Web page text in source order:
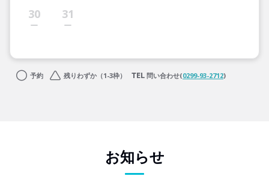
30 31
予約 残りわずか（1-3枠） 問い合わせ(0299-93-2712)
お知らせ